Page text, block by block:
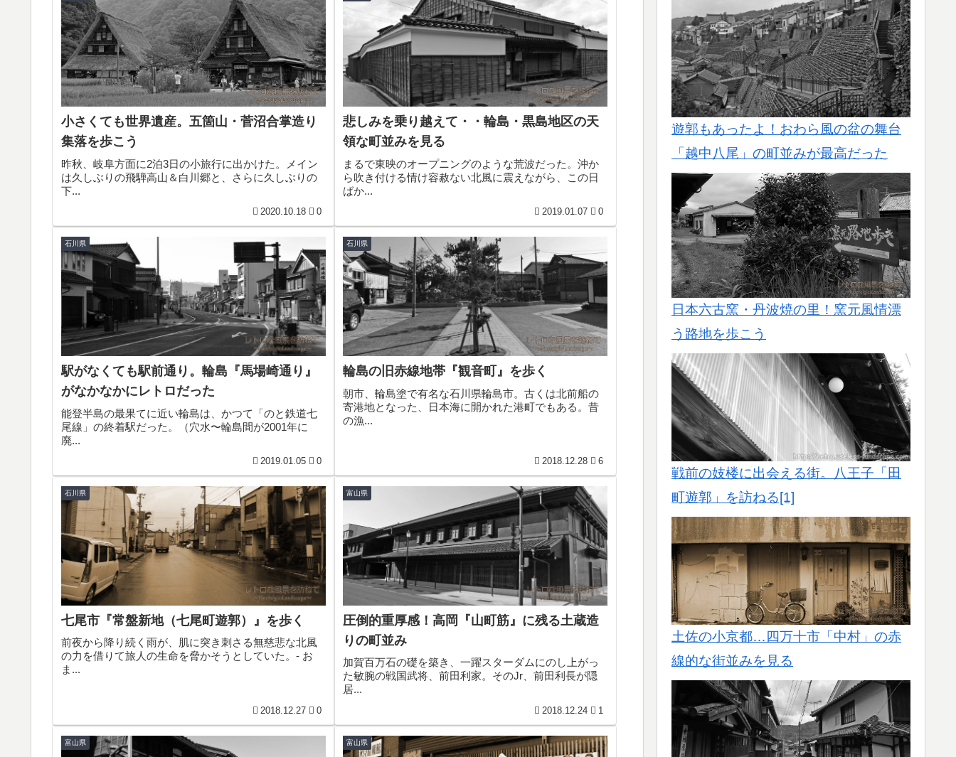
小さくても世界遺産。五箇山・菅沼合掌造り
集落を歩こう
昨秋、岐阜方面に2泊3日の小旅行に出かけた。メイン
は久しぶりの飛騨高山＆白川郷と、さらに久しぶりの
下...
2020.10.18 0
悲しみを乗り越えて・・輪島・黒島地区の天
領な町並みを見る
まるで東映のオープニングのような荒波だった。沖か
ら吹き付ける情け容赦ない北風に震えながら、この日
ばか...
2019.01.07 0
石川県
駅がなくても駅前通り。輪島『馬場崎通り』
がなかなかにレトロだった
能登半島の最果てに近い輪島は、かつて「のと鉄道七
尾線」の終着駅だった。（穴水〜輪島間が2001年に
廃...
2019.01.05 0
石川県
輪島の旧赤線地帯『観音町』を歩く
朝市、輪島塗で有名な石川県輪島市。古くは北前船の
寄港地となった、日本海に開かれた港町でもある。昔
の漁...
2018.12.28 6
石川県
七尾市『常盤新地（七尾町遊郭）』を歩く
前夜から降り続く雨が、肌に突き刺さる無慈悲な北風
の力を借りて旅人の生命を脅かそうとしていた。- お
ま...
2018.12.27 0
富山県
圧倒的重厚感！高岡『山町筋』に残る土蔵造
りの町並み
加賀百万石の礎を築き、一躍スターダムにのし上がっ
た敏腕の戦国武将、前田利家。そのJr、前田利長が隠
居...
2018.12.24 1
富山県 富山県
遊郭もあったよ！おわら風の盆の舞台
「越中八尾」の町並みが最高だった
日本六古窯・丹波焼の里！窯元風情漂
う路地を歩こう
戦前の妓楼に出会える街。八王子「田
町遊郭」を訪ねる[1]
土佐の小京都…四万十市「中村」の赤
線的な街並みを見る